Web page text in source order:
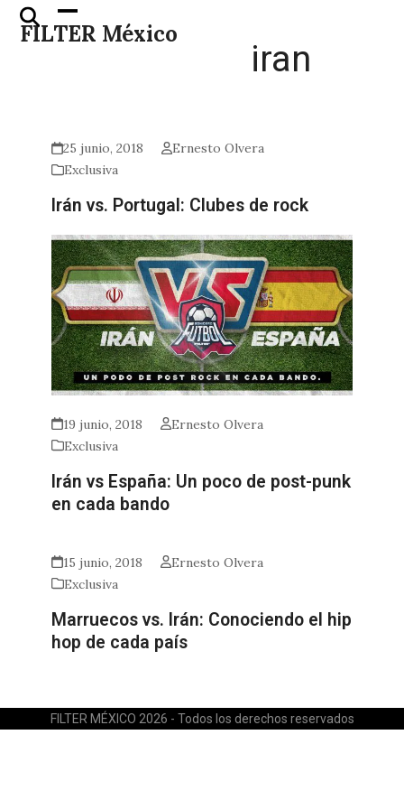
Skip
FILTER México
Open
mobile
Close
mobile
iran
25 junio, 2018
Ernesto Olvera
Exclusiva
Irán vs. Portugal: Clubes de rock
19 junio, 2018
Ernesto Olvera
Exclusiva
Irán vs España: Un poco de post-punk
en cada bando
15 junio, 2018
Ernesto Olvera
Exclusiva
Marruecos vs. Irán: Conociendo el hip
hop de cada país
FILTER MÉXICO 2026 - Todos los derechos reservados